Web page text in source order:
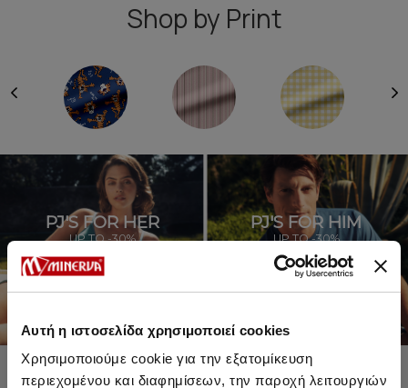
Αυτή η ιστοσελίδα χρησιμοποιεί cookies
Χρησιμοποιούμε cookie για την εξατομίκευση
περιεχομένου και διαφημίσεων, την παροχή λειτουργιών
Shop by Print
PJ'S FOR HER
UP TO -30%
SHOP SALE
PJ'S FOR HIM
UP TO -30%
SHOP SALE